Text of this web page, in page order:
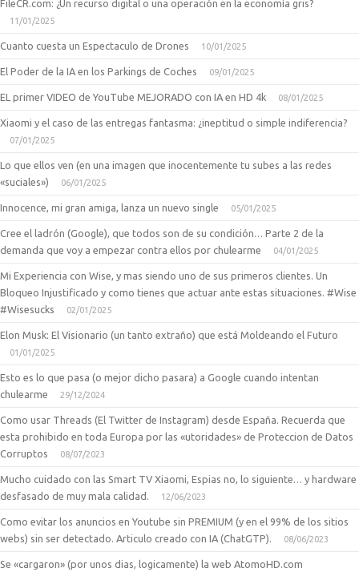
FileCR.com: ¿Un recurso digital o una operación en la economía gris?
11/01/2025
Cuanto cuesta un Espectaculo de Drones 10/01/2025
El Poder de la IA en los Parkings de Coches 09/01/2025
EL primer VIDEO de YouTube MEJORADO con IA en HD 4k 08/01/2025
Xiaomi y el caso de las entregas fantasma: ¿ineptitud o simple indiferencia?
07/01/2025
Lo que ellos ven (en una imagen que inocentemente tu subes a las redes
«suciales»)
06/01/2025
Innocence, mi gran amiga, lanza un nuevo single 05/01/2025
Cree el ladrón (Google), que todos son de su condición… Parte 2 de la
demanda que voy a empezar contra ellos por chulearme
04/01/2025
Mi Experiencia con Wise, y mas siendo uno de sus primeros clientes. Un
Bloqueo Injustificado y como tienes que actuar ante estas situaciones. #Wise
#Wisesucks
02/01/2025
Elon Musk: El Visionario (un tanto extraño) que está Moldeando el Futuro
01/01/2025
Esto es lo que pasa (o mejor dicho pasara) a Google cuando intentan
chulearme
29/12/2024
Como usar Threads (El Twitter de Instagram) desde España. Recuerda que
esta prohibido en toda Europa por las «utoridades» de Proteccion de Datos
Corruptos
08/07/2023
Mucho cuidado con las Smart TV Xiaomi, Espias no, lo siguiente… y hardware
desfasado de muy mala calidad.
12/06/2023
Como evitar los anuncios en Youtube sin PREMIUM (y en el 99% de los sitios
webs) sin ser detectado. Articulo creado con IA (ChatGTP).
08/06/2023
Se «cargaron» (por unos dias, logicamente) la web AtomoHD.com